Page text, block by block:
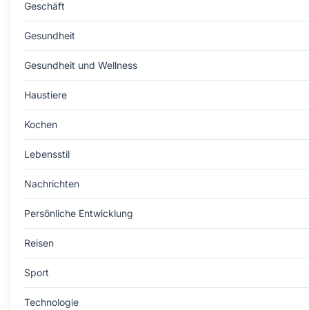
Geschäft
Gesundheit
Gesundheit und Wellness
Haustiere
Kochen
Lebensstil
Nachrichten
Persönliche Entwicklung
Reisen
Sport
Technologie